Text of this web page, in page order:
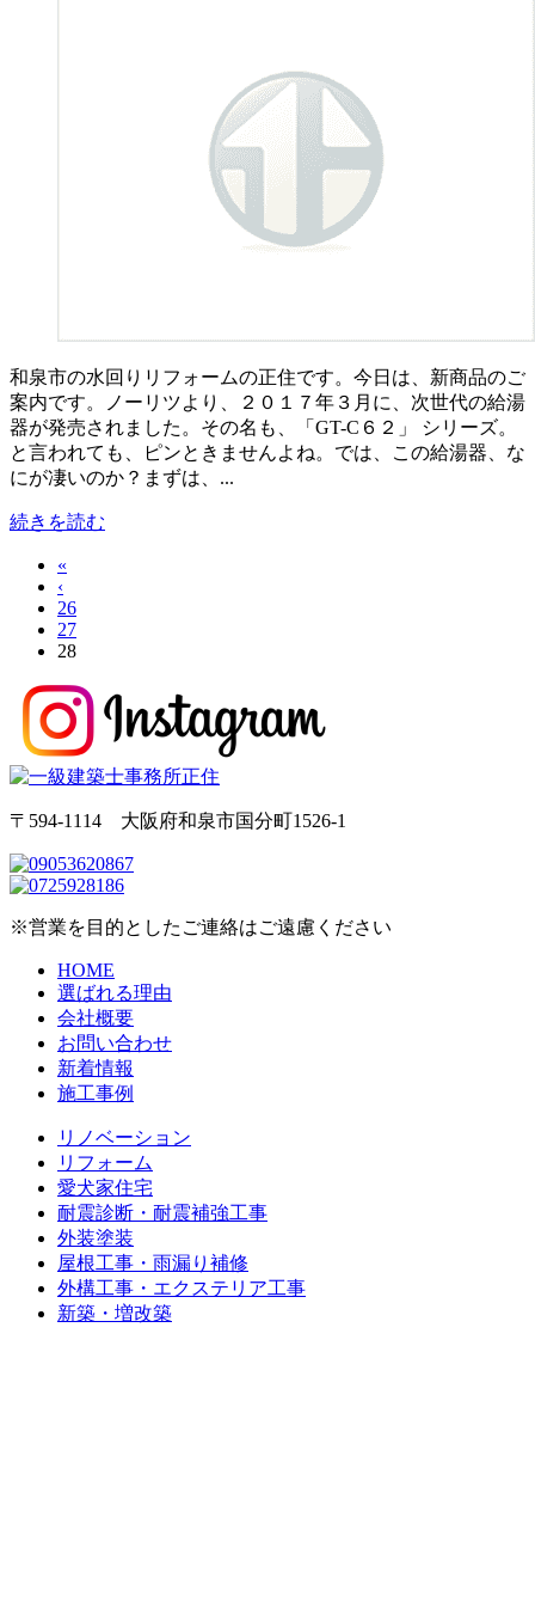
和泉市の水回りリフォームの正住です。今日は、新商品のご
案内です。ノーリツより、２０１７年３月に、次世代の給湯
器が発売されました。その名も、「GT-C６２」 シリーズ。
と言われても、ピンときませんよね。では、この給湯器、な
にが凄いのか？まずは、...
続きを読む
«
‹
26
27
28
〒594-1114 大阪府和泉市国分町1526-1
※営業を目的としたご連絡はご遠慮ください
HOME
選ばれる理由
会社概要
お問い合わせ
新着情報
施工事例
リノベーション
リフォーム
愛犬家住宅
耐震診断・耐震補強工事
外装塗装
屋根工事・雨漏り補修
外構工事・エクステリア工事
新築・増改築